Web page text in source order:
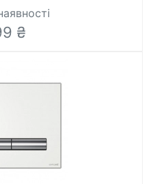
₴